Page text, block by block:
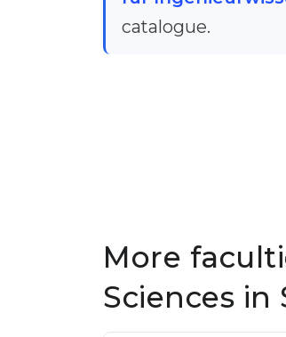
catalogue.
More
Sciences in